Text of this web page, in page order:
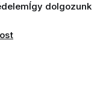
Így dolgozunk